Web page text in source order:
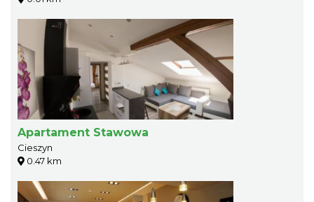
Apartament Stawowa
Cieszyn
0.47 km